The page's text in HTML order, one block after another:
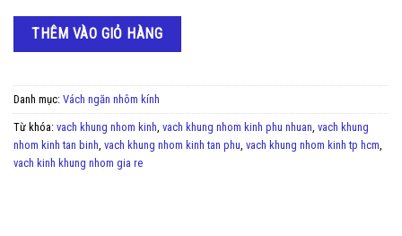
THÊM VÀO GIỎ HÀNG
Danh mục: Vách ngăn nhôm kính
Từ khóa: vach khung nhom kinh, vach khung nhom kinh phu nhuan, vach khung
nhom kinh tan binh, vach khung nhom kinh tan phu, vach khung nhom kinh tp hcm,
vach kinh khung nhom gia re